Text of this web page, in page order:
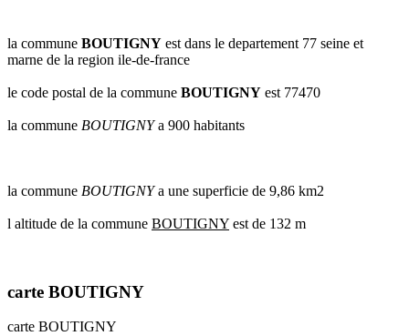
communes
val
oise
val
communes
radar
la commune BOUTIGNY est dans le departement 77 seine et
marne de la region ile-de-france
le code postal de la commune BOUTIGNY est 77470
la commune BOUTIGNYa 900 habitants
la commune BOUTIGNYa une superficie de 9,86 km2
l altitude de la commune BOUTIGNY est de 132 m
carte BOUTIGNY
carte BOUTIGNY